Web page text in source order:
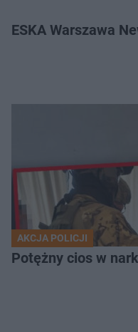
ESKA Warszawa
AKCJA POLICJI